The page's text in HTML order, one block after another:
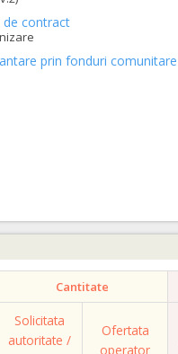
de contract
prin fonduri comunitare
Cantitate
Solicitata
autoritate /
Ofertata
operator